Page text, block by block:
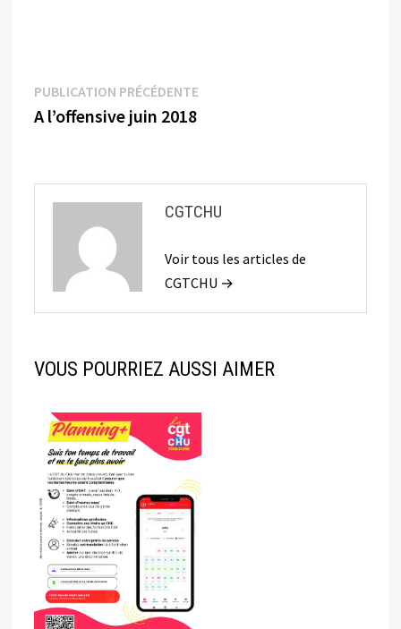
Navigation
de
PUBLICATION PRÉCÉDENTEPublication
A l’offensive juin 2018
CGTCHU
Voir tous les articles de
CGTCHU →
VOUS POURRIEZ AUSSI AIMER